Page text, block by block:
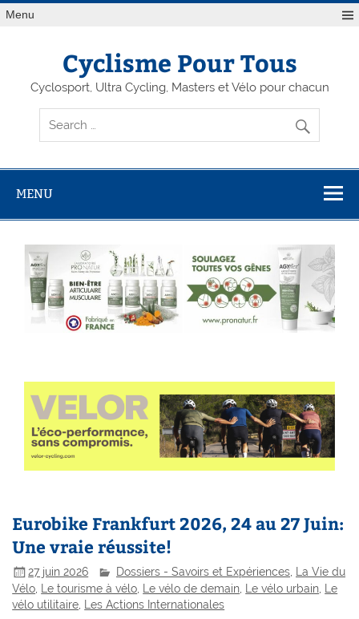
Menu
Cyclisme Pour Tous
Cyclosport, Ultra Cycling, Masters et Vélo pour chacun
MENU
Eurobike Frankfurt 2026, 24 au 27 Juin:
Une vraie réussite!
27 juin 2026 Dossiers - Savoirs et Expériences
La Vie du
Vélo, Le tourisme à vélo, Le vélo de demain, Le vélo urbain, Le
vélo utilitaire, Les Actions Internationales